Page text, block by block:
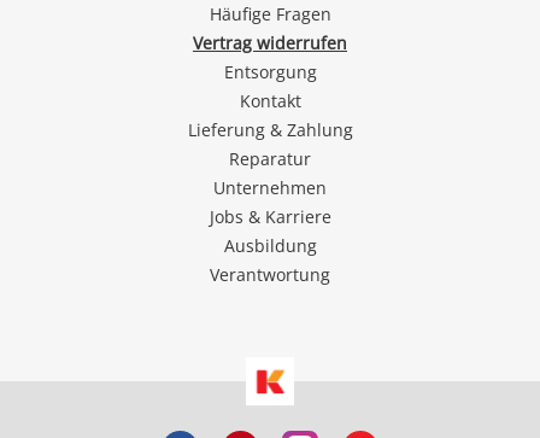
Häufige Fragen
Vertrag widerrufen
Entsorgung
Kontakt
Lieferung & Zahlung
Reparatur
Unternehmen
Jobs & Karriere
Ausbildung
Verantwortung